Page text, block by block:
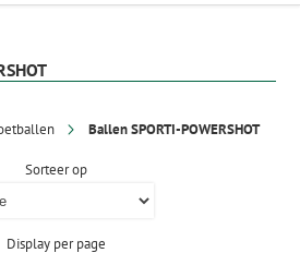
Ballen SPORTI-POWERSHOT
Sorteer op
Display per page